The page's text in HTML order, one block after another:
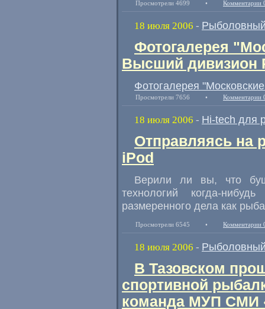
Просмотрели 4699 • Комментарии
18 июля 2006 -
Фотогалерея
Высший дивизион
Фотогалерея
Просмотрели 7656 • Комментарии
18 июля 2006 - Hi-tech для
Отправляясь на
iPod
Верили ли вы, что
технологий когда-
размеренного дела как
Просмотрели 6545 • Комментарии
18 июля 2006 -
В Тазовском
спортивной
команда МУП СМИ